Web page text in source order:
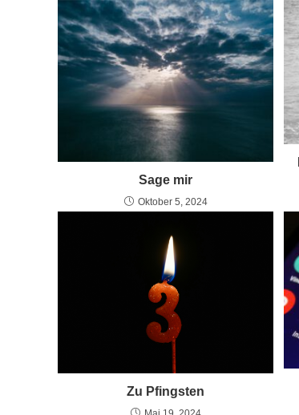
Sage mir
Oktober 5, 2024
Zu Pfingsten